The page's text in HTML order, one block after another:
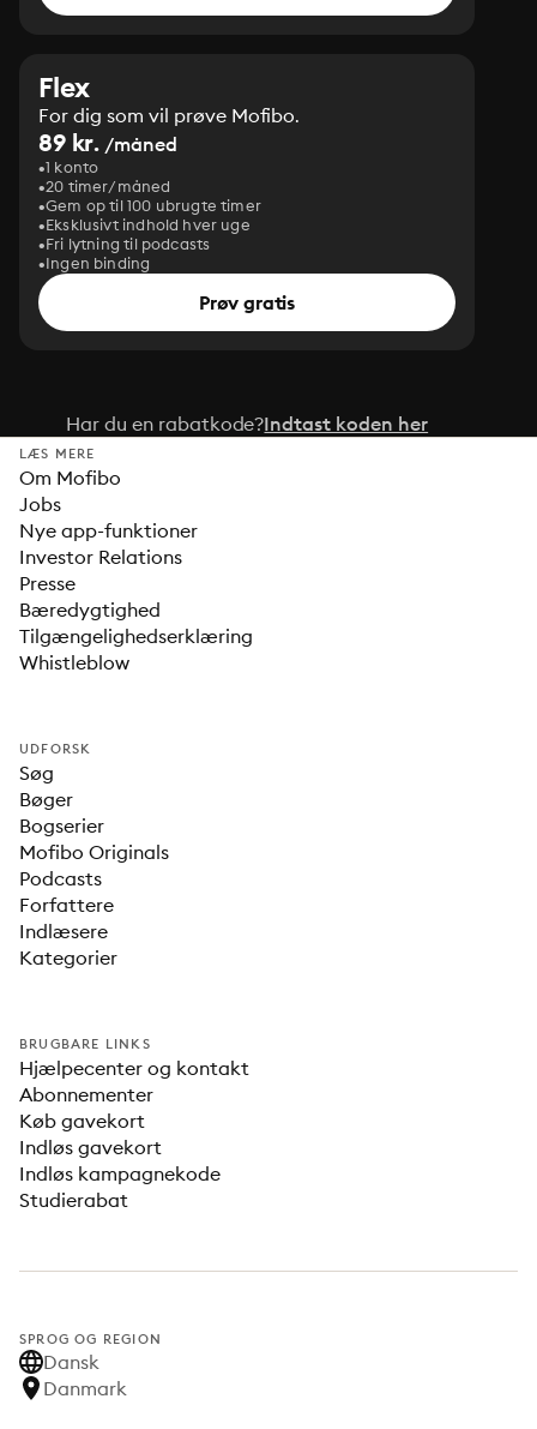
Flex
For dig som vil prøve Mofibo.
89 kr. /måned
1 konto
20 timer/måned
Gem op til 100 ubrugte timer
Eksklusivt indhold hver uge
Fri lytning til podcasts
Ingen binding
Prøv gratis
Har du en rabatkode?Indtast koden her
LÆS MERE
Om Mofibo
Jobs
Nye app-funktioner
Investor Relations
Presse
Bæredygtighed
Tilgængelighedserklæring
Whistleblow
UDFORSK
Søg
Bøger
Bogserier
Mofibo Originals
Podcasts
Forfattere
Indlæsere
Kategorier
BRUGBARE LINKS
Hjælpecenter og kontakt
Abonnementer
Køb gavekort
Indløs gavekort
Indløs kampagnekode
Studierabat
SPROG OG REGION
Dansk
Danmark